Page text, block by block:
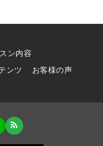
ン内容
ンツ お客様の声